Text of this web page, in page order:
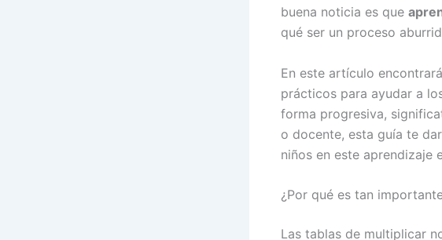
buena noticia es que
qué ser un proceso
En este artículo
prácticos para ayudar a
forma progresiva,
o docente, esta guía te
niños en este aprendizaje
¿Por qué es tan
Las tablas de multiplicar